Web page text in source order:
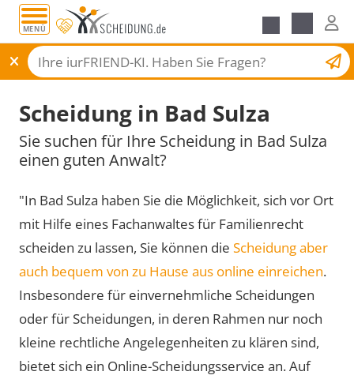
MENÜ
Scheidungsantrag
Scheidung in Bad Sulza
Sie suchen für Ihre Scheidung in Bad Sulza
einen guten Anwalt?
"In Bad Sulza haben Sie die Möglichkeit, sich vor Ort
mit Hilfe eines Fachanwaltes für Familienrecht
scheiden zu lassen, Sie können die Scheidung aber
auch bequem von zu Hause aus online einreichen.
Insbesondere für einvernehmliche Scheidungen
oder für Scheidungen, in deren Rahmen nur noch
kleine rechtliche Angelegenheiten zu klären sind,
bietet sich ein Online-Scheidungsservice an. Auf